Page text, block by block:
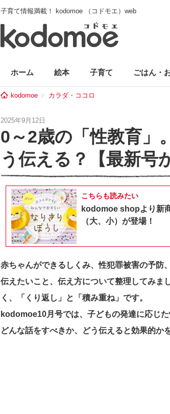
子育て情報満載！ kodomoe （コドモエ）web
ホーム 絵本 子育て ごはん・
kodomoe カラダ・ココロ
2025年9月12日
0～2歳の「性教育」
う伝える？【最新号
こちらも読みたい
kodomoe shopより新
（大、小）が登場！
赤ちゃんができるしくみ、性犯罪被害の予
伝えたいこと、伝え方について整理してみま
く、「くり返し」と「積み重ね」です。
kodomoe10月号では、子どもの発達に応じ
どんな話をすべきか、どう伝えると効果的か